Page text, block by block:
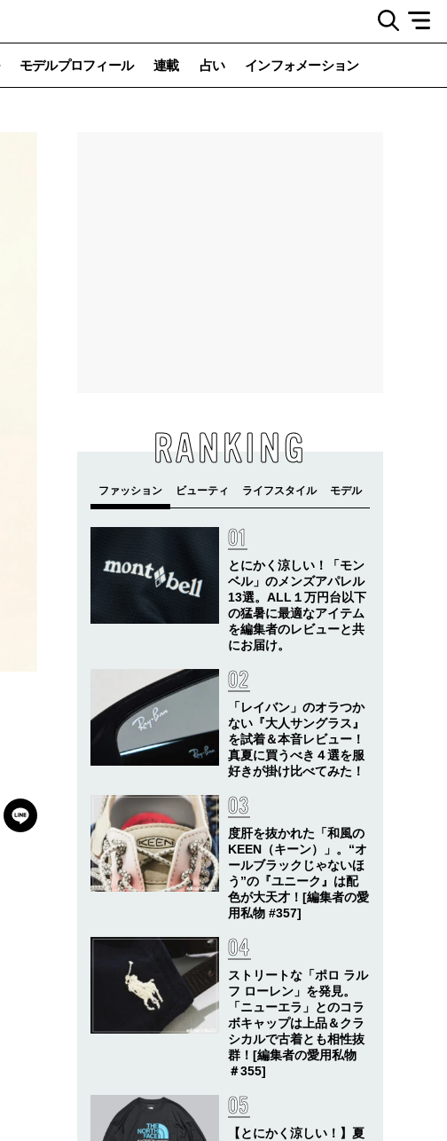
モデルプロフィール 連載 占い インフォメーション
RANKING
とにかく涼しい！「モン
ベル」のメンズアパレル
13選。ALL１万円台以下
の猛暑に最適なアイテム
を編集者のレビューと共
にお届け。
「レイバン」のオラつか
ない『大人サングラス』
を試着＆本音レビュー！
真夏に買うべき４選を服
好きが掛け比べてみた！
度肝を抜かれた「和風の
KEEN（キーン）」。“オ
ールブラックじゃないほ
う”の『ユニーク』は配
色が大天才！[編集者の愛
用私物 #357]
ストリートな「ポロ ラル
フ ローレン」を発見。
「ニューエラ」とのコラ
ボキャップは上品＆クラ
シカルで古着とも相性抜
群！[編集者の愛用私物
＃355]
【とにかく涼しい！】夏